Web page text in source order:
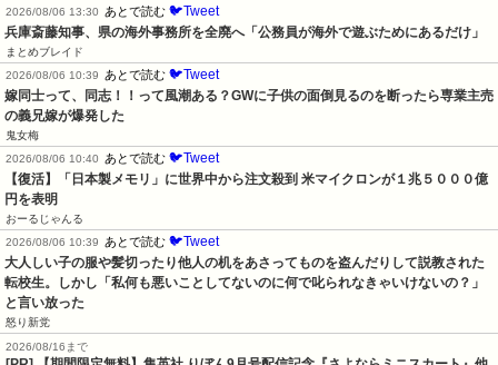
2026/08/06 13:30 あとで読む 🐦Tweet
兵庫斎藤知事、県の海外事務所を全廃へ「公務員が海外で遊ぶためにあるだけ」
まとめブレイド
2026/08/06 10:39
あとで読む 🐦Tweet
嫁同士って、同志！！って風潮ある？GWに子供の面倒見るのを断ったら専業主売
の義兄嫁が爆発した
鬼女梅
2026/08/06 10:40
あとで読む 🐦Tweet
【復活】「日本製メモリ」に世界中から注文殺到 米マイクロンが１兆５０００億
円を表明
おーるじゃんる
2026/08/06 10:39
あとで読む 🐦Tweet
大人しい子の服や髪切ったり他人の机をあさってものを盗んだりして説教された
転校生。しかし「私何も悪いことしてないのに何で叱られなきゃいけないの？」
と言い放った
怒り新党
2026/08/16まで